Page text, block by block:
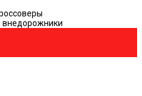
внедорожники